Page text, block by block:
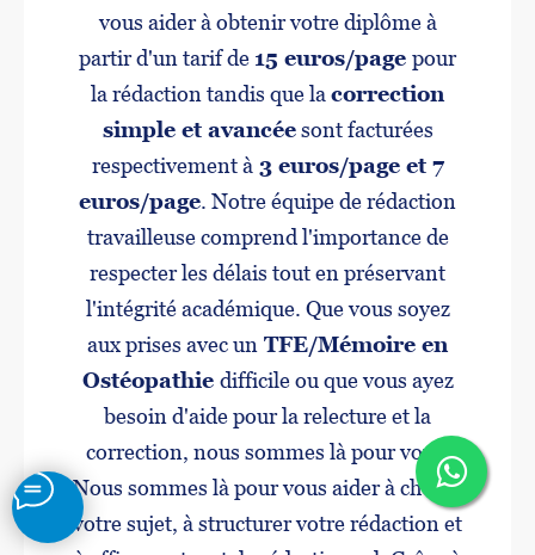
vous aider à obtenir votre diplôme à
partir d'un tarif de 15 euros/page pour
la rédaction tandis que la correction
simple et avancéesont facturées
respectivement à 3 euros/page et 7
euros/page. Notre équipe de rédaction
travailleuse comprend l'importance de
respecter les délais tout en préservant
l'intégrité académique. Que vous soyez
aux prises avec un TFE/Mémoire en
Ostéopathie difficile ou que vous ayez
besoin d'aide pour la relecture et la
correction, nous sommes là pour vous.
Nous sommes là pour vous aider à choisir
votre sujet, à structurer votre rédaction et